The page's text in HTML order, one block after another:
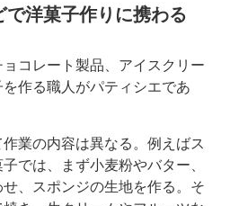
洋菓子作りに携わる
コレート製品、アイスクリー
作る職人がパティシエであ
業の内容は異なる。例えばス
では、まず小麦粉やバター、
、スポンジの生地を作る。そ